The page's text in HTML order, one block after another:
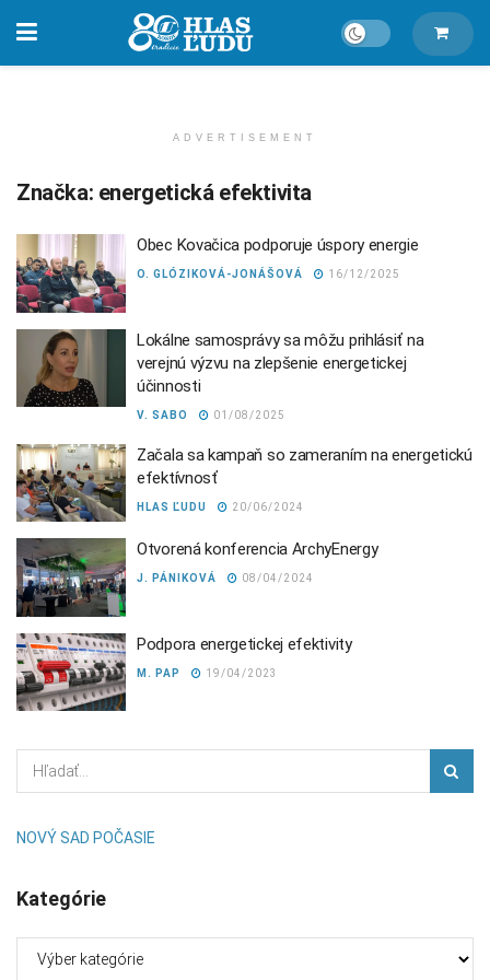
ADVERTISEMENT
Značka: energetická efektivita
Obec Kovačica podporuje úspory energie
O. GLÓZIKOVÁ-JONÁŠOVÁ 16/12/2025
Lokálne samosprávy sa môžu prihlásiť na
verejnú výzvu na zlepšenie energetickej
účinnosti
V. SABO 01/08/2025
Začala sa kampaň so zameraním na energetickú
efektívnosť
HLAS ĽUDU 20/06/2024
Otvorená konferencia ArchyEnergy
J. PÁNIKOVÁ 08/04/2024
Podpora energetickej efektivity
M. PAP 19/04/2023
NOVÝ SAD POČASIE
Kategórie